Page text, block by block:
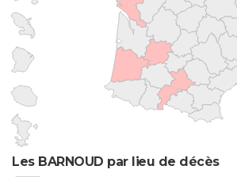
Les BARNOUD par lieu de décès